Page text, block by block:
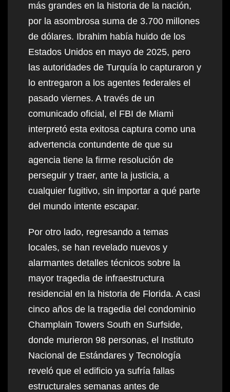
más grandes en la historia de la nación,
por la asombrosa suma de 3.700 millones
de dólares. Ibrahim había huido de los
Estados Unidos en mayo de 2025, pero
las autoridades de Turquía lo capturaron y
lo entregaron a los agentes federales el
pasado viernes. A través de un
comunicado oficial, el FBI de Miami
interpretó esta exitosa captura como una
advertencia contundente de que su
agencia tiene la firme resolución de
perseguir y traer, ante la justicia, a
cualquier fugitivo, sin importar a qué parte
del mundo intente escapar.
Por otro lado, regresando a temas
locales, se han revelado nuevos y
alarmantes detalles técnicos sobre la
mayor tragedia de infraestructura
residencial en la historia de Florida. A casi
cinco años de la tragedia del condominio
Champlain Towers South en Surfside,
donde murieron 98 personas, el Instituto
Nacional de Estándares y Tecnología
reveló que el edificio ya sufría fallas
estructurales semanas antes de